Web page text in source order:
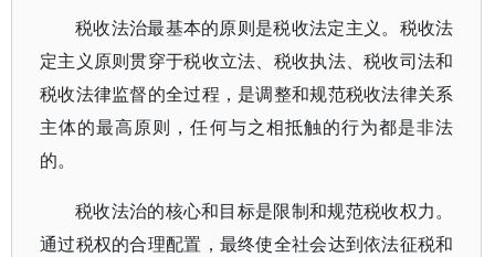
税收法治最基本的原则是税收法定主义。税收法
定主义原则贯穿于税收立法、税收执法、税收司法和
税收法律监督的全过程，是调整和规范税收法律关系
主体的最高原则，任何与之相抵触的行为都是非法
的。
税收法治的核心和目标是限制和规范税收权力。
通过税权的合理配置，最终使全社会达到依法征税和